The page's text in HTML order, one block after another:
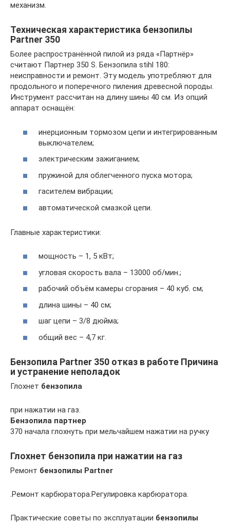
механизм.
Техническая характеристика бензопилы
Partner 350
Более распространённой пилой из ряда «Партнёр»
считают Партнер 350 S. Бензопила stihl 180:
неисправности и ремонт. Эту модель употребляют для
продольного и поперечного пиления древесной породы.
Инструмент рассчитан на длину шины 40 см. Из опций
аппарат оснащён:
инерционным тормозом цепи и интегрированным
выключателем;
электрическим зажиганием;
пружиной для облегченного пуска мотора;
гасителем вибрации;
автоматической смазкой цепи.
Главные характеристики:
мощность – 1, 5 кВт;
угловая скорость вала – 13000 об/мин.;
рабочий объём камеры сгорания – 40 куб. см;
длина шины – 40 см;
шаг цепи – 3/8 дюйма;
общий вес – 4,7 кг.
Бензопила Partner 350 отказ в работе Причина
и устранение неполадок
Глохнет бензопила
при нажатии на газ.
Бензопила партнер
370 начала глохнуть при мельчайшем нажатии на ручку
Глохнет бензопила при нажатии на газ
Ремонт бензопилы Partner
.Ремонт карбюратора.Регулировка карбюратора.
Практические советы по эксплуатации бензопилы